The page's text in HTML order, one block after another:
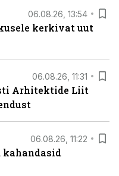
06.08.26, 13:54
kerkivat uut
06.08.26, 11:31
Arhitektide Liit
06.08.26, 11:22
kahandasid